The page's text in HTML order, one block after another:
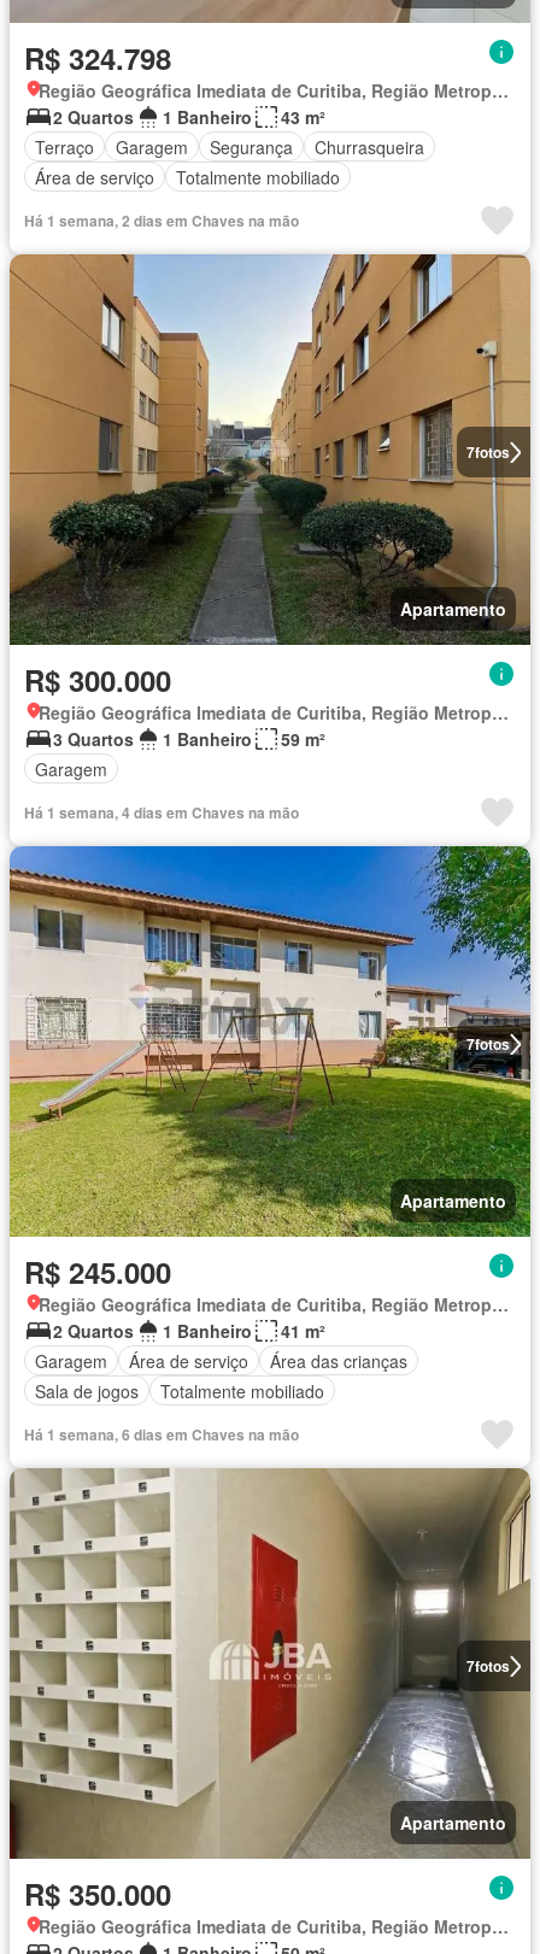
R$ 324.798
Região Geográfica Imediata de Curitiba, Região Metropolitana de Curitiba
2 Quartos
1 Banheiro
43 m²
Terraço
Garagem Segurança
Churrasqueira
Área de serviço
Totalmente mobiliado
Há 1 semana, 2 dias em Chaves na mão
7fotos
Apartamento
R$ 300.000
Região Geográfica Imediata de Curitiba, Região Metropolitana de Curitiba
3 Quartos
1 Banheiro
59 m²
Garagem
Há 1 semana, 4 dias em Chaves na mão
7fotos
Apartamento
R$ 245.000
Região Geográfica Imediata de Curitiba, Região Metropolitana de Curitiba
2 Quartos
1 Banheiro
41 m²
Garagem
Área de serviço
Área das crianças
Sala de jogos
Totalmente mobiliado
Há 1 semana, 6 dias em Chaves na mão
7fotos
Apartamento
R$ 350.000
Região Geográfica Imediata de Curitiba, Região Metropolitana de Curitiba